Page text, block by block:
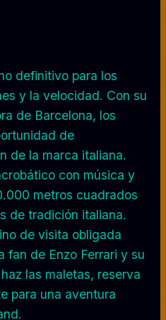
definitivo para los
y la velocidad. Con su
de Barcelona, los
de
de la marca italiana.
con música y
metros cuadrados
de tradición italiana.
de visita obligada
fan de Enzo Ferrari y su
las maletas, reserva
para una aventura